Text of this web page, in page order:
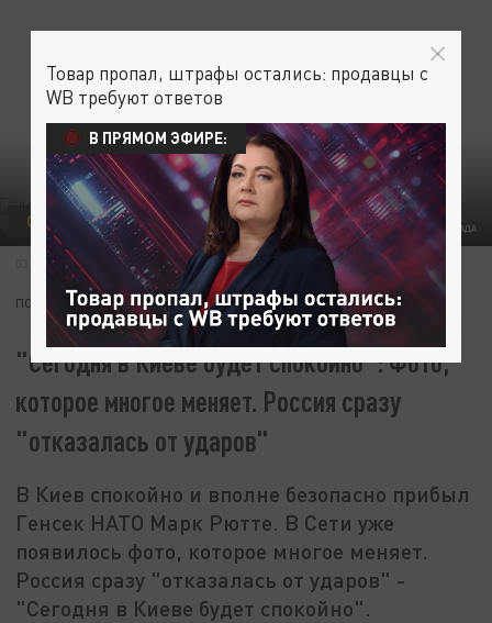
КОЛЛАЖ ЦАРЬГРАДА
ОБЩЕСТВО СВО
03 ИЮНЯ 13:38
ПОДПИШИТЕСЬ:
"Сегодня в Киеве будет спокойно": Фото,
которое многое меняет. Россия сразу
"отказалась от ударов"
В Киев спокойно и вполне безопасно прибыл
Генсек НАТО Марк Рютте. В Сети уже
появилось фото, которое многое меняет.
Россия сразу "отказалась от ударов" -
"Сегодня в Киеве будет спокойно".
Товар пропал, штрафы остались: продавцы с
WB требуют ответов
В ПРЯМОМ ЭФИРЕ: